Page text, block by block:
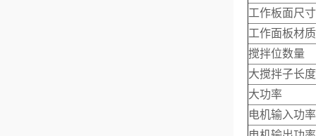
工作板面尺寸
工作面板材质
搅拌位数量
大搅拌子长度
大功率
电机输入功率